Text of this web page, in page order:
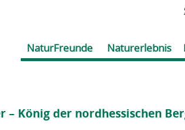
Jump
NaturFreunde Naturerlebnis
– König der nordhessischen